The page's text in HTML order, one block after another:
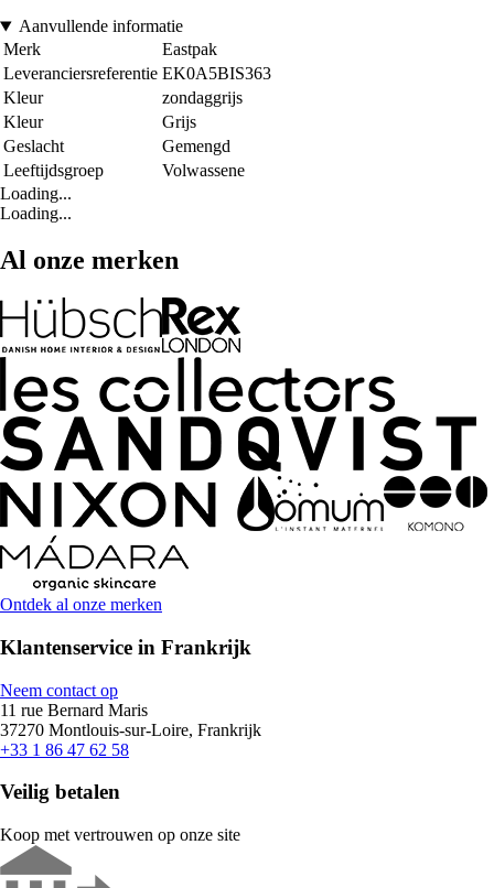
Aanvullende informatie
Merk
Eastpak
Leveranciersreferentie EK0A5BIS363
Kleur
zondaggrijs
Kleur
Grijs
Geslacht
Gemengd
Leeftijdsgroep
Volwassene
Loading...
Loading...
Al onze merken
Ontdek al onze merken
Klantenservice in Frankrijk
Neem contact op
11 rue Bernard Maris
37270 Montlouis-sur-Loire, Frankrijk
+33 1 86 47 62 58
Veilig betalen
Koop met vertrouwen op onze site